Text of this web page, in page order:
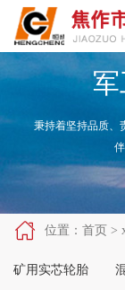
秉持着坚持品质、
 位置： 首页 >
矿用实芯轮胎